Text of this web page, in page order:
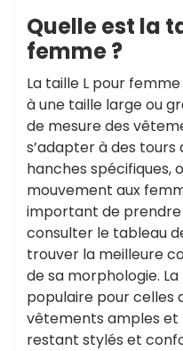
Quelle est la
femme ?
La taille L pour
à une taille large ou
de mesure des
s’adapter à des
hanches
mouvement aux
important de prendre
consulter le tableau
trouver la meilleure
de sa morphologie.
populaire pour celles
vêtements amples et
restant stylés et